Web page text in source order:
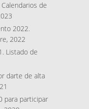
de
2022.
2022
Listado de
darte de alta
para participar